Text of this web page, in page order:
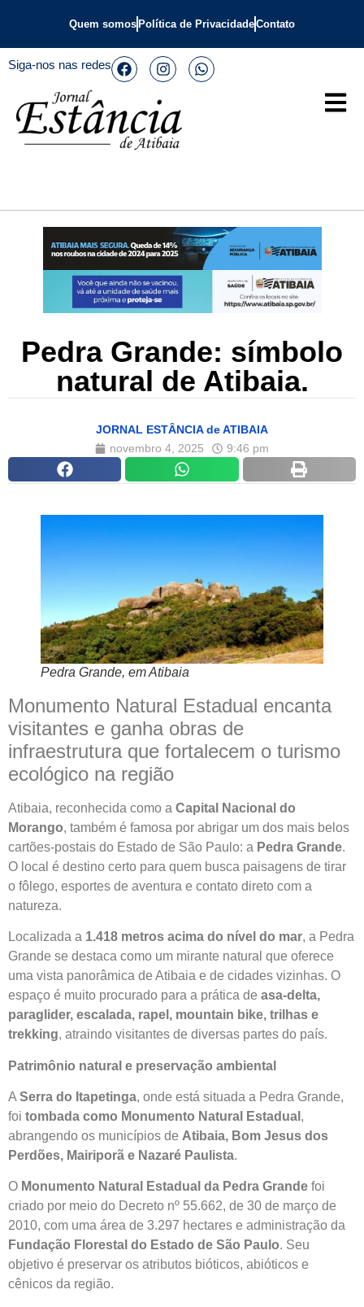
Quem somos Política de PrivacidadeContato
Siga-nos nas redes
Pedra Grande: símbolo
natural de Atibaia.
JORNAL ESTÂNCIA de ATIBAIA
novembro 4, 2025
9:46 pm
Pedra Grande, em Atibaia
Monumento Natural Estadual encanta
visitantes e ganha obras de
infraestrutura que fortalecem o turismo
ecológico na região
Atibaia, reconhecida como a Capital Nacional do
Morango, também é famosa por abrigar um dos mais belos
cartões-postais do Estado de São Paulo: a Pedra Grande.
O local é destino certo para quem busca paisagens de tirar
o fôlego, esportes de aventura e contato direto com a
natureza.
Localizada a 1.418 metros acima do nível do mar, a Pedra
Grande se destaca como um mirante natural que oferece
uma vista panorâmica de Atibaia e de cidades vizinhas. O
espaço é muito procurado para a prática de asa-delta,
paraglider, escalada, rapel, mountain bike, trilhas e
trekking, atraindo visitantes de diversas partes do país.
Patrimônio natural e preservação ambiental
A Serra do Itapetinga, onde está situada a Pedra Grande,
foi tombada como Monumento Natural Estadual ,
abrangendo os municípios de Atibaia, Bom Jesus dos
Perdões, Mairiporã e Nazaré Paulista.
O Monumento Natural Estadual da Pedra Grande foi
criado por meio do Decreto nº 55.662, de 30 de março de
2010, com uma área de 3.297 hectares e administração da
Fundação Florestal do Estado de São Paulo. Seu
objetivo é preservar os atributos bióticos, abióticos e
cênicos da região.